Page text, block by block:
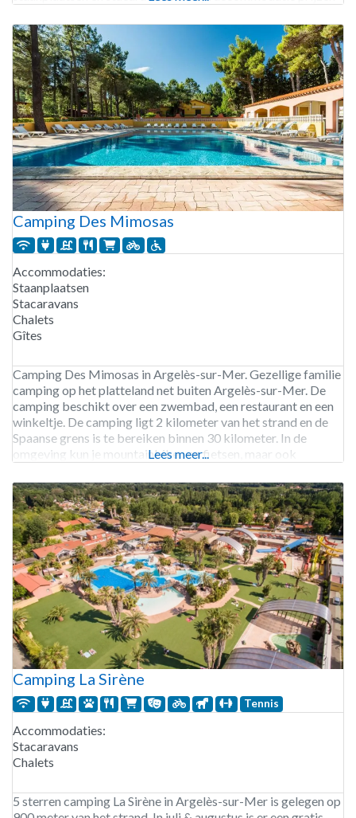
Camping Des Mimosas
Accommodaties:
Staanplaatsen
Stacaravans
Chalets
Gîtes
Camping Des Mimosas in Argelès-sur-Mer. Gezellige familie
camping op het platteland net buiten Argelès-sur-Mer. De
camping beschikt over een zwembad, een restaurant en een
winkeltje. De camping ligt 2 kilometer van het strand en de
Spaanse grens is te bereiken binnen 30 kilometer. In de
omgeving kun je mountainbiken en fietsen, maar ook
Lees meer...
Camping La Sirène
Tennis
Accommodaties:
Stacaravans
Chalets
5 sterren camping La Sirène in Argelès-sur-Mer is gelegen op